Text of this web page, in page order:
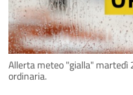
Allerta meteo "gialla" martedì
ordinaria.